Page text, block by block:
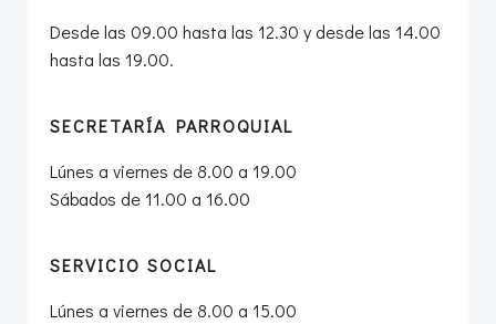
Desde las 09.00 hasta las 12.30 y desde las 14.00
hasta las 19.00.
SECRETARÍA PARROQUIAL
Lúnes a viernes de 8.00 a 19.00
Sábados de 11.00 a 16.00
SERVICIO SOCIAL
Lúnes a viernes de 8.00 a 15.00